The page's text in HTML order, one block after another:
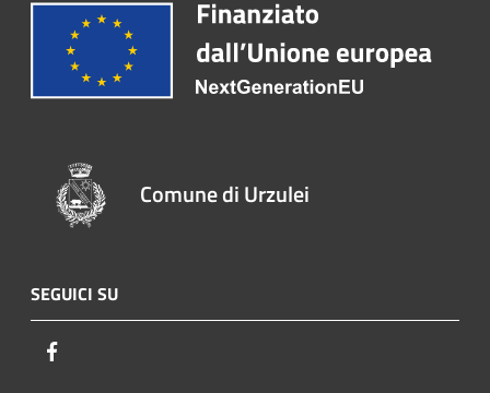
Comune di Urzulei
SEGUICI SU